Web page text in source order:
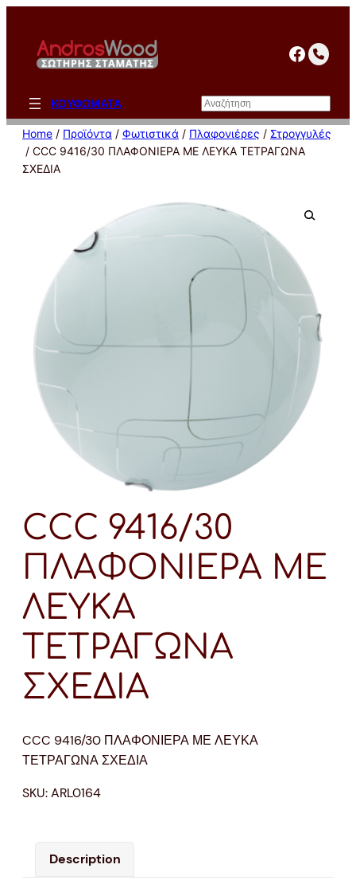
περιεχόμενο
ΚΟΥΦΩΜΑΤΑ Αναζήτηση
Home / Προϊόντα / Φωτιστικά / Πλαφονιέρες / Στρογγυλές
/ CCC 9416/30 ΠΛΑΦΟΝΙΕΡΑ ΜΕ ΛΕΥΚΑ ΤΕΤΡΑΓΩΝΑ
ΣΧΕΔΙΑ
CCC 9416/30
ΠΛΑΦΟΝΙΕΡΑ ΜΕ
ΛΕΥΚΑ
ΤΕΤΡΑΓΩΝΑ
ΣΧΕΔΙΑ
CCC 9416/30 ΠΛΑΦΟΝΙΕΡΑ ΜΕ ΛΕΥΚΑ
ΤΕΤΡΑΓΩΝΑ ΣΧΕΔΙΑ
SKU:ARL0164
Description